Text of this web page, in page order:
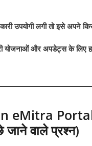
उपयोगी लगी तो इसे अपने
योजनाओं और अपडेट्स के लिए
eMitra
वाले प्रश्न)